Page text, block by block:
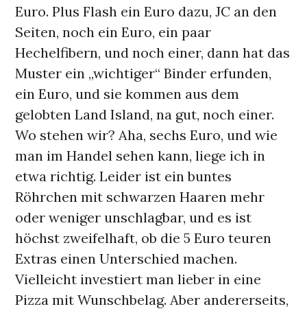
Euro. Plus Flash ein Euro dazu, JC an den
Seiten, noch ein Euro, ein paar
Hechelfibern, und noch einer, dann hat das
Muster ein „wichtiger“ Binder erfunden,
ein Euro, und sie kommen aus dem
gelobten Land Island, na gut, noch einer.
Wo stehen wir? Aha, sechs Euro, und wie
man im Handel sehen kann, liege ich in
etwa richtig. Leider ist ein buntes
Röhrchen mit schwarzen Haaren mehr
oder weniger unschlagbar, und es ist
höchst zweifelhaft, ob die 5 Euro teuren
Extras einen Unterschied machen.
Vielleicht investiert man lieber in eine
Pizza mit Wunschbelag. Aber andererseits,